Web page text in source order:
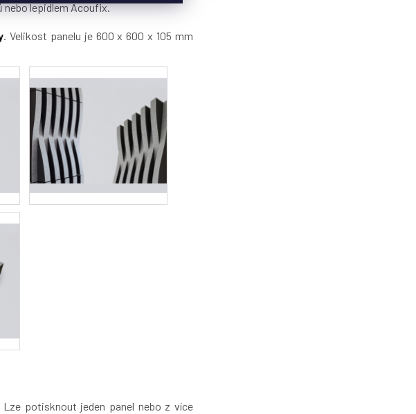
nebo lepidlem Acoufix.
. Velikost panelu je 600 x 600 x 105 mm
potisknout jeden panel nebo z více